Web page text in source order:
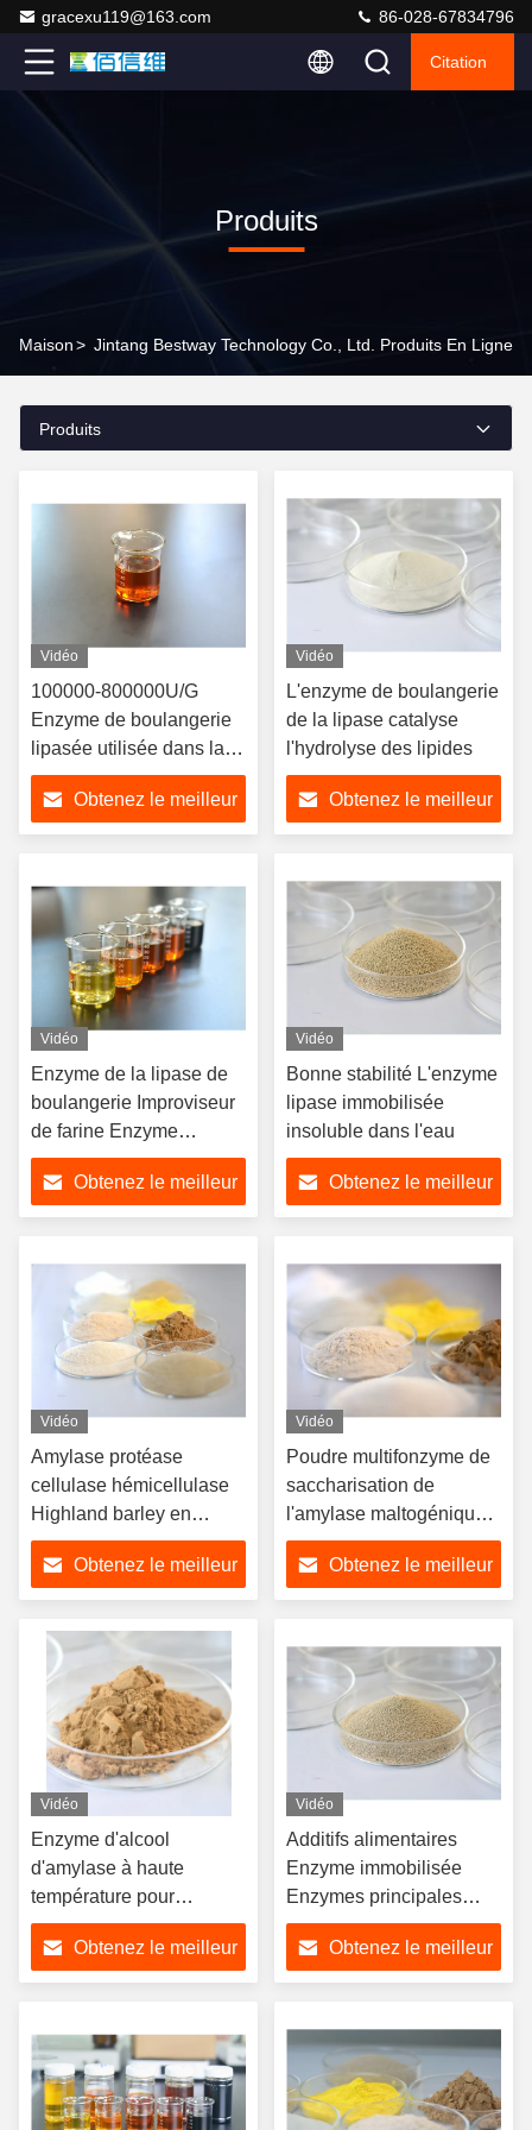
gracexu119@163.com 86-028-67834796
Citation
Produits
Maison> Jintang Bestway Technology Co., Ltd. Produits En Ligne
Produits
Vidéo
100000-800000U/G
Enzyme de boulangerie
lipasée utilisée dans la
transformation de la
farineObtenez le meilleur
Vidéo
L'enzyme de boulangerie
de la lipase catalyse
l'hydrolyse des lipides
Obtenez le meilleur
Vidéo
Enzyme de la lipase de
boulangerie Improviseur
de farine Enzyme
alimentaire en poudre /
liquideObtenez le meilleur
Vidéo
Bonne stabilité L'enzyme
lipase immobilisée
insoluble dans l'eau
Obtenez le meilleur
Vidéo
Amylase protéase
cellulase hémicellulase
Highland barley en
poudre spécialisée multi-
enzymesObtenez le meilleur
Vidéo
Poudre multifonzyme de
saccharisation de
l'amylase maltogénique
10000U/g
Obtenez le meilleur
Vidéo
Enzyme d'alcool
d'amylase à haute
température pour
l'industrie du sucre
d'amidon de MSG
Obtenez le meilleur
Vidéo
Additifs alimentaires
Enzyme immobilisée
Enzymes principales
4000U/g
Obtenez le meilleur